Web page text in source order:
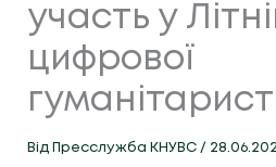
участь у
цифрової
Від Пресслужба КНУВС /